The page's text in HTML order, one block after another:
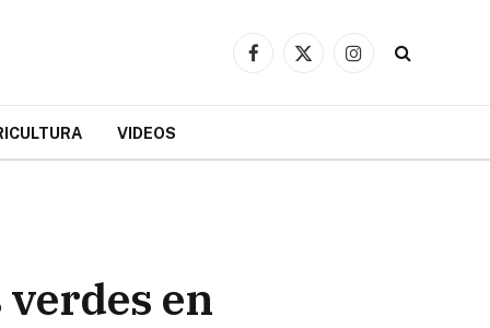
Facebook
X
Instagram
VIDEOS
en